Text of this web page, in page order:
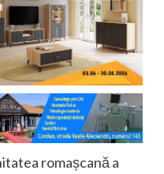
romașcană a